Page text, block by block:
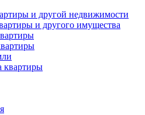
и другой недвижимости
и другого имущества
квартиры